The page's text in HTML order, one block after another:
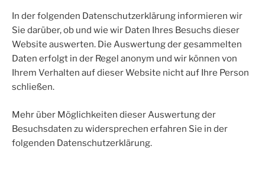
In der folgenden Datenschutzerklärung informieren wir
Sie darüber, ob und wie wir Daten Ihres Besuchs dieser
Website auswerten. Die Auswertung der gesammelten
Daten erfolgt in der Regel anonym und wir können von
Ihrem Verhalten auf dieser Website nicht auf Ihre Person
schließen.
Mehr über Möglichkeiten dieser Auswertung der
Besuchsdaten zu widersprechen erfahren Sie in der
folgenden Datenschutzerklärung.